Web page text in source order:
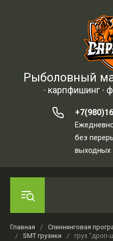
Рыболовный
∙ карпфишинг ∙
без
выходных
Главная / Спиннинговая
/
SMT грузики / груз "дроп-